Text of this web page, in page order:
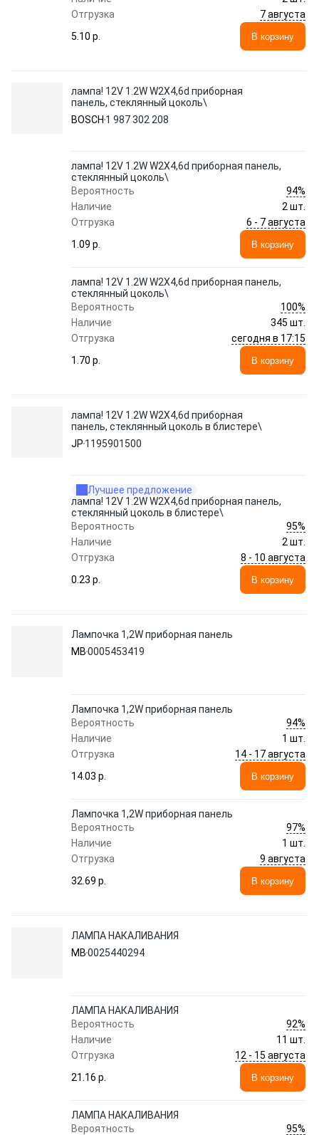
Отгрузка
7 августа
5.10 p.
В корзину
лампа! 12V 1.2W W2X4,6d приборная
панель, стеклянный цоколь\
BOSCH 1 987 302 208
лампа! 12V 1.2W W2X4,6d приборная панель,
стеклянный цоколь\
Вероятность
94%
Наличие
2 шт.
Отгрузка
6 - 7 августа
1.09 p.
В корзину
лампа! 12V 1.2W W2X4,6d приборная панель,
стеклянный цоколь\
Вероятность
100%
Наличие
345 шт.
Отгрузка
сегодня в 17:15
1.70 p.
В корзину
лампа! 12V 1.2W W2X4,6d приборная
панель, стеклянный цоколь в блистере\
JP 1195901500
Лучшее предложение
лампа! 12V 1.2W W2X4,6d приборная панель,
стеклянный цоколь в блистере\
Вероятность
95%
Наличие
2 шт.
Отгрузка
8 - 10 августа
0.23 p.
В корзину
Лампочка 1,2W приборная панель
MB0005453419
Лампочка 1,2W приборная панель
Вероятность
94%
Наличие
1 шт.
Отгрузка
14 - 17 августа
14.03 p.
В корзину
Лампочка 1,2W приборная панель
Вероятность
97%
Наличие
1 шт.
Отгрузка
9 августа
32.69 p.
В корзину
ЛАМПА НАКАЛИВАНИЯ
MB0025440294
ЛАМПА НАКАЛИВАНИЯ
Вероятность
92%
Наличие
11 шт.
Отгрузка
12 - 15 августа
21.16 p.
В корзину
ЛАМПА НАКАЛИВАНИЯ
Вероятность
95%